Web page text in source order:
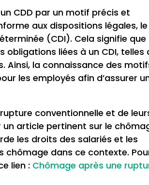
CDD par un motif précis et
aux dispositions légales, le
(CDI). Cela signifie que
liées à un CDI, telles
Ainsi, la connaissance des
les employés afin d’assurer
conventionnelle et de
article pertinent sur le
les droits des salariés et les
chômage dans ce contexte.
lien : Chômage après une